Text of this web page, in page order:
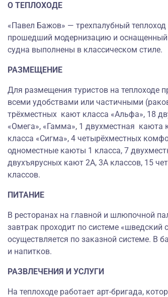
О ТЕПЛОХОДЕ
«Павел Бажов» — трехпалубный
прошедший модернизацию и
судна выполнены в классическом стиле.
РАЗМЕЩЕНИЕ
Для размещения туристов на теплоходе
всеми удобствами или частичными
трёхместных кают класса «Альфа», 18
«Омега», «Гамма», 1 двухместная каюта
класса «Сигма», 4 четырёхместных
одноместные каюты 1 класса, 7
двухъярусных кают 2А, 3А классов, 15
классов.
ПИТАНИЕ
В ресторанах на главной и шлюпочной
завтрак проходит по системе «шведский
осуществляется по заказной системе. В
и напитков.
РАЗВЛЕЧЕНИЯ И УСЛУГИ
На теплоходе работает арт-бригада,